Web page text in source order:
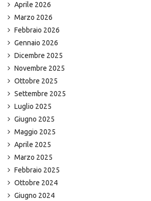
Aprile 2026
Marzo 2026
Febbraio 2026
Gennaio 2026
Dicembre 2025
Novembre 2025
Ottobre 2025
Settembre 2025
Luglio 2025
Giugno 2025
Maggio 2025
Aprile 2025
Marzo 2025
Febbraio 2025
Ottobre 2024
Giugno 2024